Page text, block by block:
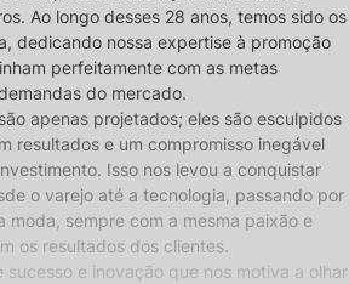
Ao longo desses 28 anos, temos sido os
dedicando nossa expertise à promoção
perfeitamente com as metas
do mercado.
apenas projetados; eles são esculpidos
resultados e um compromisso inegável
Isso nos levou a conquistar
o varejo até a tecnologia, passando por
moda, sempre com a mesma paixão e
os resultados dos clientes.
sucesso e inovação que nos motiva a olhar